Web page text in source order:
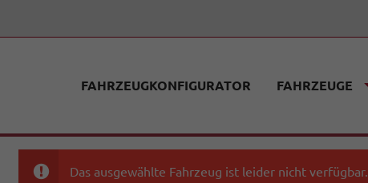
FAHRZEUGKONFIGURATOR FAHRZEUGE
Das ausgewählte Fahrzeug ist leider nicht verfügbar.